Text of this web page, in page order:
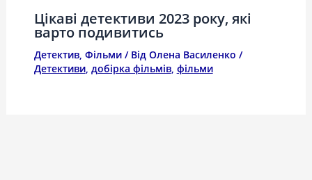
Цікаві детективи 2023 року, які
варто подивитись
Детектив, Фільми/ Від Олена Василенко /
Детективи, добірка фільмів, фільми